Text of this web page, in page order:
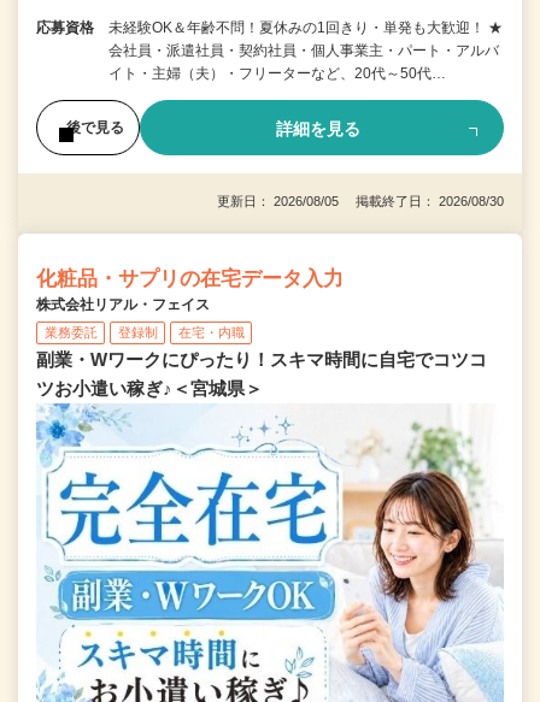
応募資格
未経験OK＆年齢不問！夏休みの1回きり・単発も大歓迎！ ★
会社員・派遣社員・契約社員・個人事業主・パート・アルバ
イト・主婦（夫）・フリーターなど、20代～50代…
後で見る 詳細を見る
更新日： 2026/08/05 掲載終了日： 2026/08/30
化粧品・サプリの在宅データ入力
株式会社リアル・フェイス
業務委託 登録制 在宅・内職
副業・Wワークにぴったり！スキマ時間に自宅でコツコ
ツお小遣い稼ぎ♪＜宮城県＞